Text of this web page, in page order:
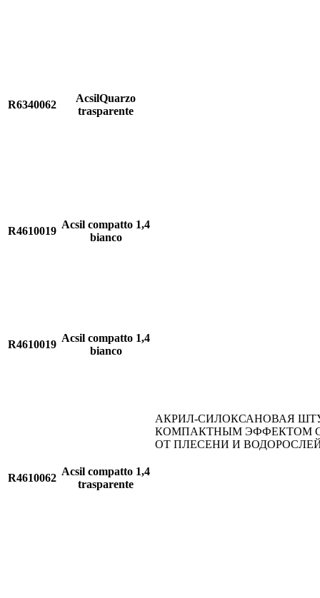
R6340062
AcsilQuarzo
trasparente
R4610019
Acsil compatto 1,4
bianco
АКРИЛ-СИЛОКСАНОВАЯ
КОМПАКТНЫМ ЭФФЕКТОМ
ОТ ПЛЕСЕНИ И
R4610019
Acsil compatto 1,4
bianco
R4610062
Acsil compatto 1,4
trasparente